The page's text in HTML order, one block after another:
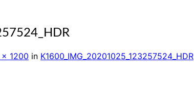
1200 in K1600_IMG_20201025_123257524_HDR